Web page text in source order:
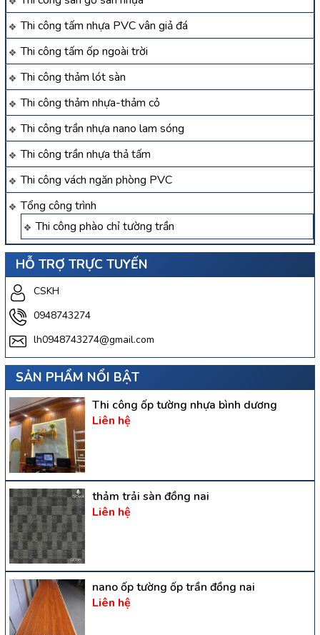
Thi công tấm nhựa PVC vân giả đá
Thi công tấm ốp ngoài trời
Thi công thảm lót sàn
Thi công thảm nhựa-thảm cỏ
Thi công trần nhựa nano lam sóng
Thi công trần nhựa thả tấm
Thi công vách ngăn phòng PVC
Tổng công trình
Thi công phào chỉ tường trần
HỖ TRỢ TRỰC TUYẾN
CSKH
0948743274
lh0948743274@gmail.com
SẢN PHẨM NỔI BẬT
Thi công ốp tường nhựa bình dương
Liên hệ
thảm trải sàn đồng nai
Liên hệ
nano ốp tường ốp trần đồng nai
Liên hệ